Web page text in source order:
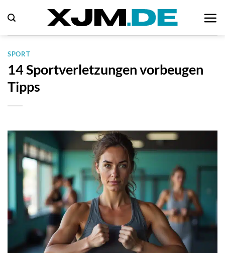
Inhalt
springen
SPORT
14 Sportverletzungen vorbeugen
Tipps